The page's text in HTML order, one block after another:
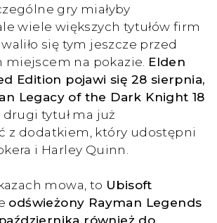
gry miałyby
wiele większych tytułów firm
się tym jeszcze przed
na pokazie. Elden
Edition pojawi się 28 sierpnia,
Legacy of the Dark Knight 18
drugi tytuł ma już
z dodatkiem, który udostępni
i Harley Quinn.
mowa, to Ubisoft
odświeżony Rayman Legends
również do